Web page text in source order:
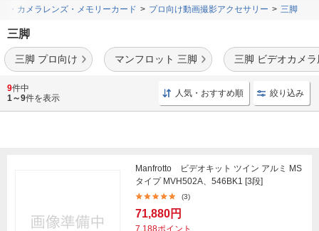
・カメラレンズ・メモリーカード プロ向け動画撮影アクセサリー 三脚
三脚
三脚 プロ向け マンフロット 三脚 三脚 ビデオカメラ
アルミ製
を中心に豊富に品揃えをしています。耐荷重20Kg以上などプロ
機材を搭載できる三脚もあります。
9件中
1～9件を表示 人気・おすすめ順 絞り込み
Manfrotto ビデオキット ツイン アルミ MS
タイプ MVH502A、546BK1 [3段]
(3)
71,880円
7,188ポイント